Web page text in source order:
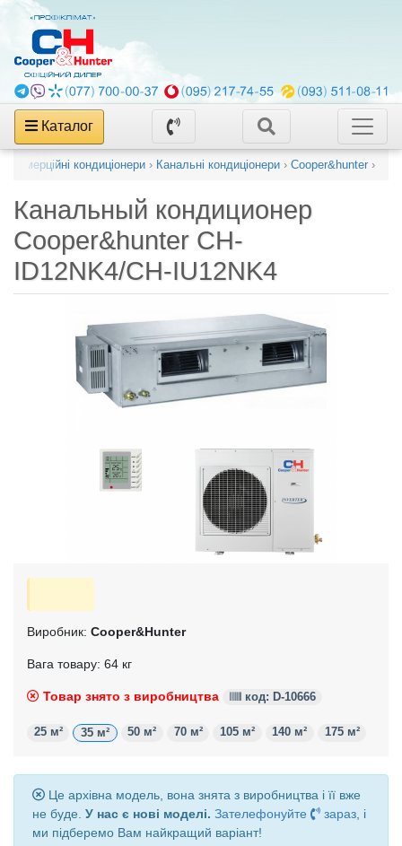
Каталог
Комерційні кондиціонери › Канальні кондиціонери › Cooper&hunter ›
Канальный кондиционер
Cooper&hunter CH-
ID12NK4/CH-IU12NK4
Виробник: Cooper&Hunter
Вага товару: 64 кг
Товар знято з виробництва код: D-10666
25 м² 35 м² 50 м² 70 м² 105 м² 140 м² 175 м²
Це архівна модель, вона знята з виробництва і її вже
не буде. У нас є нові моделі. Зателефонуйте зараз , і
ми підберемо Вам найкращий варіант!